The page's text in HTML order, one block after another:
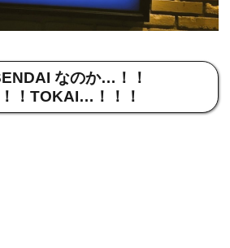
なのか…！！
！TOKAI…！！！